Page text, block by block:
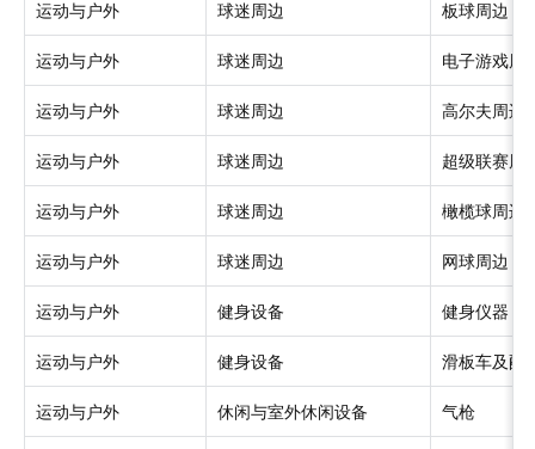
运动与户外 球迷周边 板球周边
运动与户外 球迷周边 电子游戏周
运动与户外 球迷周边 高尔夫周边
运动与户外 球迷周边 超级联赛周
运动与户外 球迷周边 橄榄球周边
运动与户外 球迷周边 网球周边
运动与户外 健身设备 健身仪器
运动与户外 健身设备 滑板车及配
运动与户外 休闲与室外休闲设备 气枪